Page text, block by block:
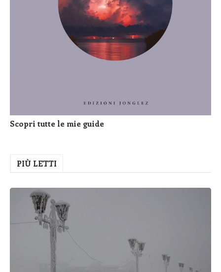
Scopri tutte le mie guide
PIÙ LETTI